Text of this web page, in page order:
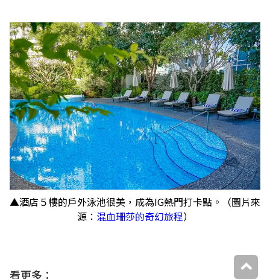
▲酒店５樓的戶外泳池很美，成為IG熱門打卡點。（圖片來
源： 混血珊莎的奇幻旅程）
看更多：